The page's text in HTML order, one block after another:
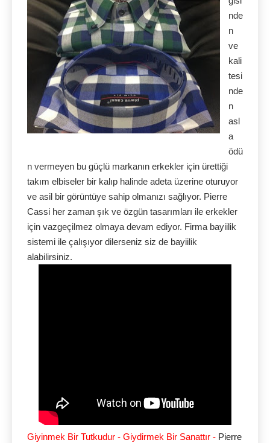
nde
n
ve
kali
tesi
nde
n
asl
a
ödü
n vermeyen bu güçlü markanın erkekler için ürettiği
takım elbiseler bir kalıp halinde adeta üzerine oturuyor
ve asil bir görüntüye sahip olmanızı sağlıyor. Pierre
Cassi her zaman şık ve özgün tasarımları ile erkekler
için vazgeçilmez olmaya devam ediyor. Firma bayiilik
sistemi ile çalışıyor dilerseniz siz de bayiilik
alabilirsiniz.
Giyinmek Bir Tutkudur - Giydirmek Bir Sanattır - Pierre